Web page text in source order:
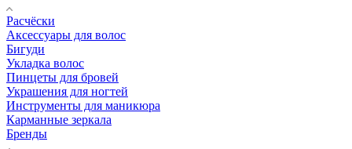
Расчёски
Аксессуары для волос
Бигуди
Укладка волос
Пинцеты для бровей
Украшения для ногтей
Инструменты для маникюра
Карманные зеркала
Бренды